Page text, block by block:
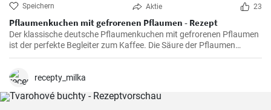
Speichern Aktie 23
Pflaumenkuchen mit gefrorenen Pflaumen - Rezept
Der klassische deutsche Pflaumenkuchen mit gefrorenen Pflaumen
ist der perfekte Begleiter zum Kaffee. Die Säure der Pflaumen
kombiniert mit der Süße des Kuchenteigs ergibt ein harmonisches
recepty_milka